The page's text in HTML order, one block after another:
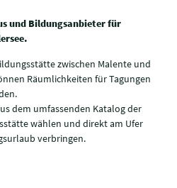
und Bildungsanbieter für
zwischen Malente und
Räumlichkeiten für Tagungen
dem umfassenden Katalog der
wählen und direkt am Ufer
verbringen.